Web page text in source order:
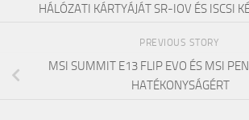
HÁLÓZATI KÁRTYÁJÁT SR-IOV ÉS ISCSI
PREVIOUS STORY
MSI SUMMIT E13 FLIP EVO ÉS MSI
HATÉKONYSÁGÉRT